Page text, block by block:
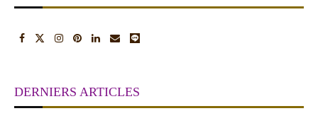
DERNIERS ARTICLES